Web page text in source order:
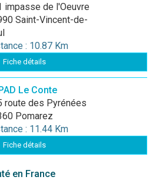
impasse de l'Oeuvre
Saint-Vincent-de-
: 10.87 Km
Fiche détails
Le Conte
route des Pyrénées
Pomarez
: 11.44 Km
Fiche détails
en France